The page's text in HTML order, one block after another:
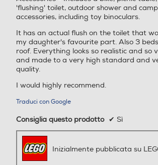
'flushing' toilet, outdoor shower and
accessories, including toy binoculars.
It has an actual flush on the toilet that
my daughter's favourite part. Also 3
roof. Everything looks so realistic and so
and made to a very high standard and
quality.
I would highly recommend.
Traduci con Google
Consiglia questo prodotto ✔ Sì
Inizialmente pubblicata su